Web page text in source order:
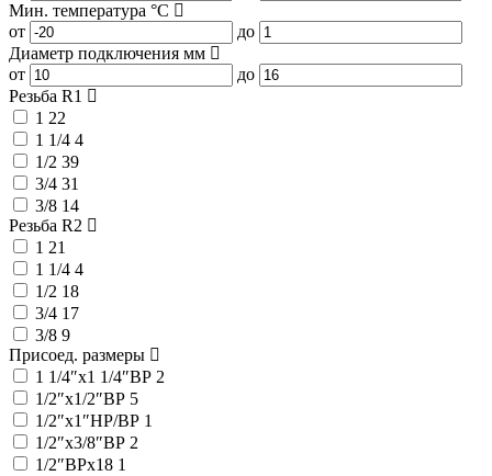
Мин. температура °C
от
до
Диаметр подключения мм
от
до
Резьба R1
1 22
1 1/4 4
1/2 39
3/4 31
3/8 14
Резьба R2
1 21
1 1/4 4
1/2 18
3/4 17
3/8 9
Присоед. размеры
1 1/4″x1 1/4″ВР 2
1/2″x1/2″ВР 5
1/2″x1″НР/ВР 1
1/2″x3/8″ВР 2
1/2″ВРx18 1